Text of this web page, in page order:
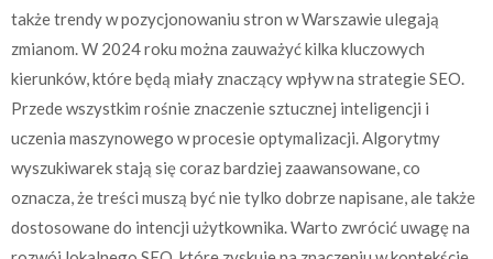
także trendy w pozycjonowaniu stron w Warszawie ulegają
zmianom. W 2024 roku można zauważyć kilka kluczowych
kierunków, które będą miały znaczący wpływ na strategie SEO.
Przede wszystkim rośnie znaczenie sztucznej inteligencji i
uczenia maszynowego w procesie optymalizacji. Algorytmy
wyszukiwarek stają się coraz bardziej zaawansowane, co
oznacza, że treści muszą być nie tylko dobrze napisane, ale także
dostosowane do intencji użytkownika. Warto zwrócić uwagę na